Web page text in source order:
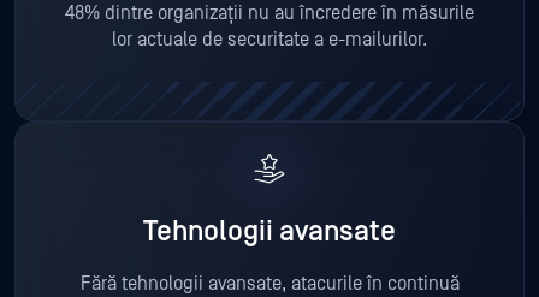
48% dintre organizații nu au încredere în măsurile
lor actuale de securitate a e-mailurilor.
Tehnologii avansate
Fără tehnologii avansate, atacurile în continuă